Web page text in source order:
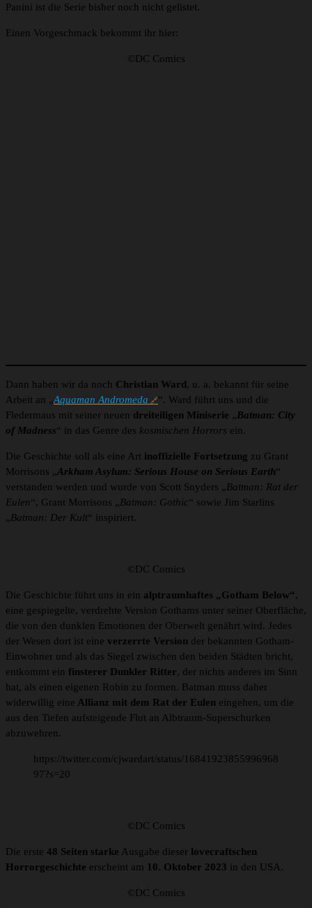
Panini ist die Serie bisher noch nicht gelistet.
Einen Vorgeschmack bekommt ihr hier:
©DC Comics
Dann haben wir da noch Christian Ward, u. a. bekannt für seine
Arbeit an „Aquaman Andromeda
“. Ward führt uns und die
Fledermaus mit seiner neuen dreiteiligen Miniserie „ Batman: City
of Madness“ in das Genre des kosmischen Horrors ein.
Die Geschichte soll als eine Art inoffizielle Fortsetzung zu Grant
Morrisons „Arkham Asylum: Serious House on Serious Earth“
verstanden werden und wurde von Scott Snyders „ Batman: Rat der
Eulen“, Grant Morrisons „ Batman: Gothic“ sowie Jim Starlins
„ Batman: Der Kult“ inspiriert.
©DC Comics
Die Geschichte führt uns in ein alptraumhaftes „Gotham Below“,
eine gespiegelte, verdrehte Version Gothams unter seiner Oberfläche,
die von den dunklen Emotionen der Oberwelt genährt wird. Jedes
der Wesen dort ist eine verzerrte Version der bekannten Gotham-
Einwohner und als das Siegel zwischen den beiden Städten bricht,
entkommt ein finsterer Dunkler Ritter, der nichts anderes im Sinn
hat, als einen eigenen Robin zu formen. Batman muss daher
widerwillig eine Allianz mit dem Rat der Eulen eingehen, um die
aus den Tiefen aufsteigende Flut an Albtraum-Superschurken
abzuwehren.
https://twitter.com/cjwardart/status/16841923855996968
97?s=20
©DC Comics
Die erste 48 Seiten starke Ausgabe dieser lovecraftschen
Horrorgeschichte erscheint am 10. Oktober 2023 in den USA.
©DC Comics